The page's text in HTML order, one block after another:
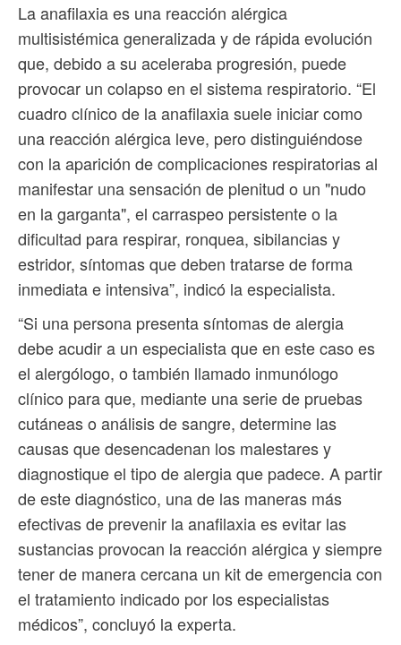
La anafilaxia es una reacción alérgica
multisistémica generalizada y de rápida evolución
que, debido a su aceleraba progresión, puede
provocar un colapso en el sistema respiratorio. “El
cuadro clínico de la anafilaxia suele iniciar como
una reacción alérgica leve, pero distinguiéndose
con la aparición de complicaciones respiratorias al
manifestar una sensación de plenitud o un "nudo
en la garganta", el carraspeo persistente o la
dificultad para respirar, ronquea, sibilancias y
estridor, síntomas que deben tratarse de forma
inmediata e intensiva”, indicó la especialista.
“Si una persona presenta síntomas de alergia
debe acudir a un especialista que en este caso es
el alergólogo, o también llamado inmunólogo
clínico para que, mediante una serie de pruebas
cutáneas o análisis de sangre, determine las
causas que desencadenan los malestares y
diagnostique el tipo de alergia que padece. A partir
de este diagnóstico, una de las maneras más
efectivas de prevenir la anafilaxia es evitar las
sustancias provocan la reacción alérgica y siempre
tener de manera cercana un kit de emergencia con
el tratamiento indicado por los especialistas
médicos”, concluyó la experta.